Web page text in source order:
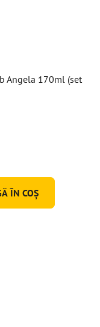
Angela 170ml (set
ÎN COŞ